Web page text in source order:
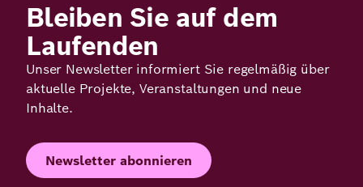
Bleiben Sie auf dem
Laufenden
Unser Newsletter informiert Sie regelmäßig über
aktuelle Projekte, Veranstaltungen und neue
Inhalte.
Newsletter abonnieren